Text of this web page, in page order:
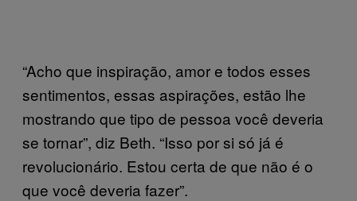
“Acho que inspiração, amor e todos esses
sentimentos, essas aspirações, estão lhe
mostrando que tipo de pessoa você deveria
se tornar”, diz Beth. “Isso por si só já é
revolucionário. Estou certa de que não é o
que você deveria fazer”.